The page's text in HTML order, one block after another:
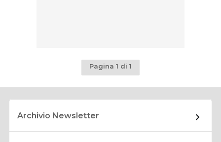
Pagina 1 di 1
Archivio Newsletter